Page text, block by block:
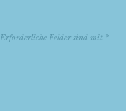
Erforderliche Felder sind mit *